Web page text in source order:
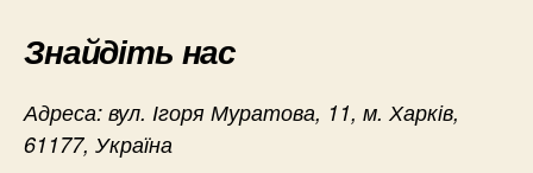
Знайдіть нас
Адреса: вул. Ігоря Муратова, 11, м. Харків,
61177, Україна